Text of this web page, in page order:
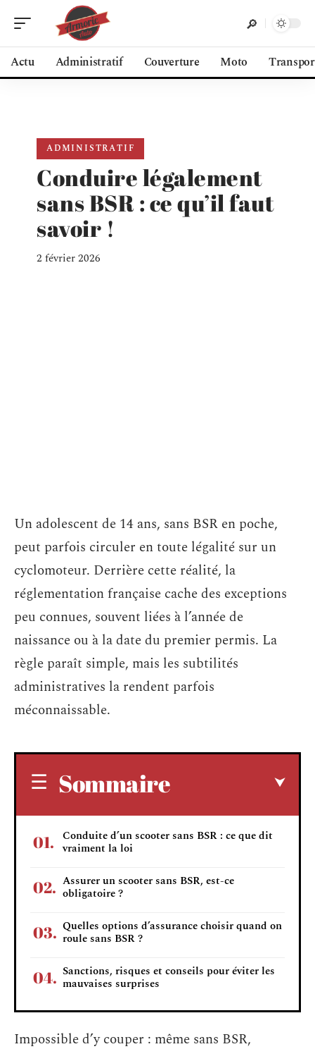
Actu Administratif Couverture Moto
ADMINISTRATIF
Conduire légalement
sans BSR : ce qu’il faut
savoir !
2 février 2026
Un adolescent de 14 ans, sans BSR en poche,
peut parfois circuler en toute légalité sur un
cyclomoteur. Derrière cette réalité, la
réglementation française cache des exceptions
peu connues, souvent liées à l’année de
naissance ou à la date du premier permis. La
règle paraît simple, mais les subtilités
administratives la rendent parfois
méconnaissable.
Sommaire
Conduite d’un scooter sans BSR : ce que dit
vraiment la loi
Assurer un scooter sans BSR, est-ce
obligatoire ?
Quelles options d’assurance choisir quand on
roule sans BSR ?
Sanctions, risques et conseils pour éviter les
mauvaises surprises
Impossible d’y couper : même sans BSR,